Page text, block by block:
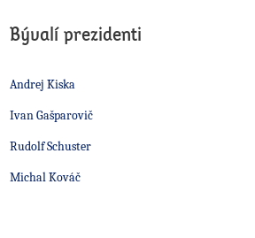
Bývalí prezidenti
Andrej Kiska
Ivan Gašparovič
Rudolf Schuster
Michal Kováč